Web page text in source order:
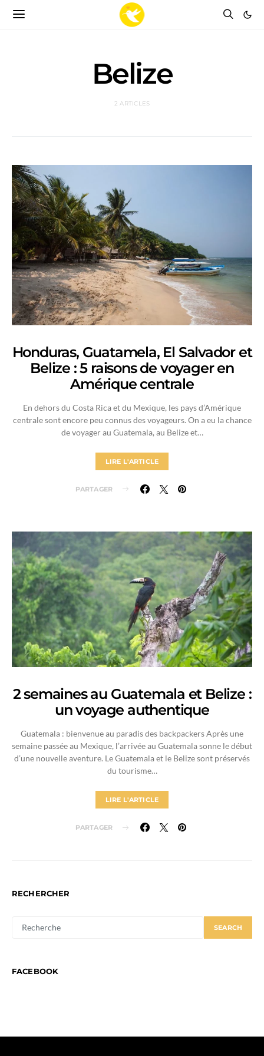
Belize
2 ARTICLES
Honduras, Guatamela, El Salvador et
Belize : 5 raisons de voyager en
Amérique centrale
En dehors du Costa Rica et du Mexique, les pays d’Amérique
centrale sont encore peu connus des voyageurs. On a eu la chance
de voyager au Guatemala, au Belize et…
LIRE L'ARTICLE
PARTAGER
2 semaines au Guatemala et Belize :
un voyage authentique
Guatemala : bienvenue au paradis des backpackers Après une
semaine passée au Mexique, l’arrivée au Guatemala sonne le début
d’une nouvelle aventure. Le Guatemala et le Belize sont préservés
du tourisme…
LIRE L'ARTICLE
PARTAGER
RECHERCHER
FOR:
SEARCH
FACEBOOK